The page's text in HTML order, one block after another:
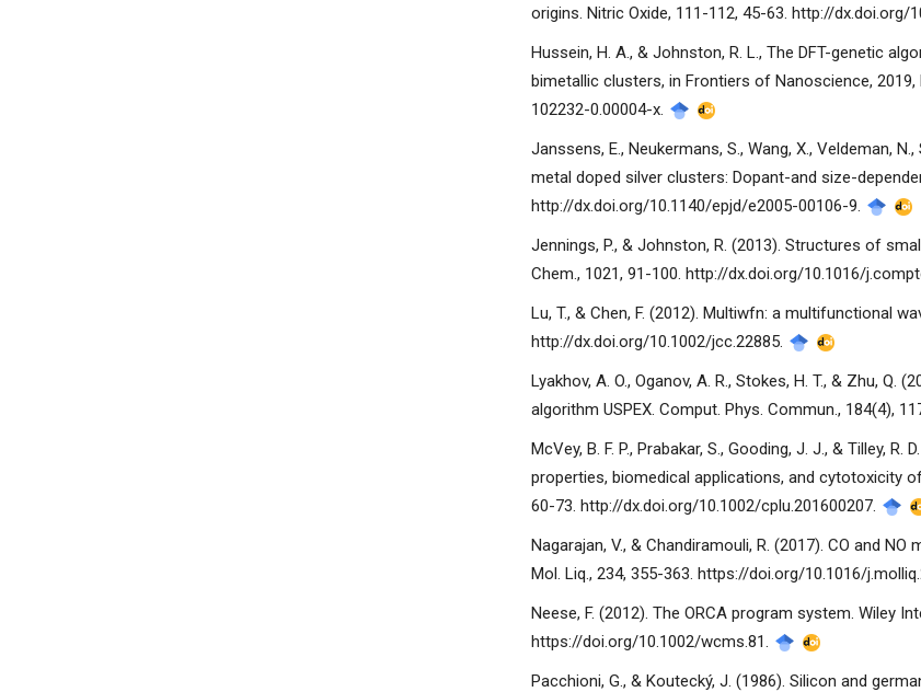
origins. Nitric Oxide, 111-112, 45-63. http://dx.doi.org/
Hussein, H. A., & Johnston, R. L., The DFT-genetic
bimetallic clusters, in Frontiers of Nanoscience,
102232-0.00004-x.
Janssens, E., Neukermans, S., Wang, X., Veldeman,
metal doped silver clusters: Dopant-and size-
http://dx.doi.org/10.1140/epjd/e2005-00106-9.
Jennings, P., & Johnston, R. (2013). Structures of
Chem., 1021, 91-100. http://dx.doi.org/10.1016/
Lu, T., & Chen, F. (2012). Multiwfn: a multifunctional
http://dx.doi.org/10.1002/jcc.22885.
Lyakhov, A. O., Oganov, A. R., Stokes, H. T., & Zhu,
algorithm USPEX. Comput. Phys. Commun., 184(4),
McVey, B. F. P., Prabakar, S., Gooding, J. J., & Tilley,
properties, biomedical applications, and cytotoxicity
60-73. http://dx.doi.org/10.1002/cplu.201600207.
Nagarajan, V., & Chandiramouli, R. (2017). CO and
Mol. Liq., 234, 355-363. https://doi.org/10.1016/
Neese, F. (2012). The ORCA program system. Wiley
https://doi.org/10.1002/wcms.81.
Pacchioni, G., & Koutecký, J. (1986). Silicon and